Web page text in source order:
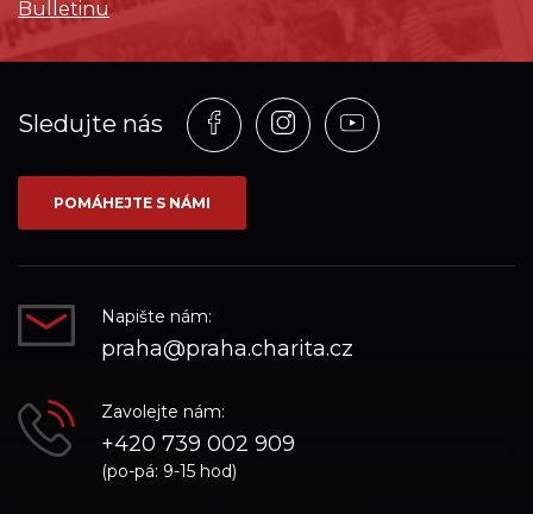
Bulletinu
Sledujte nás
Profil
na
síti_Facebook
Profil
na
Profil
na
POMÁHEJTE S NÁMI
Napište nám:
praha@praha.charita.cz
Zavolejte nám:
+420 739 002 909
(po-pá: 9-15 hod)